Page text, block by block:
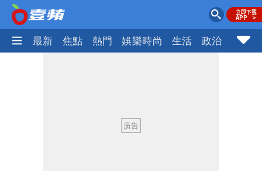
最新 焦點 熱門 娛樂時尚 生活 政治 社會